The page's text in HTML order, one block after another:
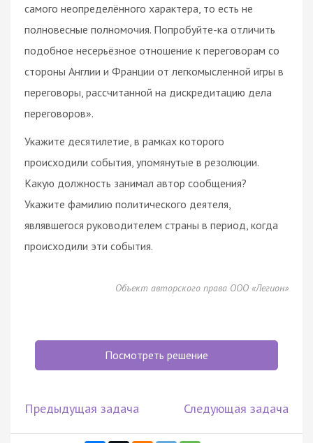
самого неопределённого характера, то есть не
полновесные полномочия. Попробуйте-ка отличить
подобное несерьёзное отношение к переговорам со
стороны Англии и Франции от легкомысленной игры в
переговоры, рассчитанной на дискредитацию дела
переговоров».
Укажите десятилетие, в рамках которого
происходили события, упомянутые в резолюции.
Какую должность занимал автор сообщения?
Укажите фамилию политического деятеля,
являвшегося руководителем страны в период, когда
происходили эти события.
Объект авторского права ООО «Легион»
Посмотреть решение
Предыдущая задача Следующая задача